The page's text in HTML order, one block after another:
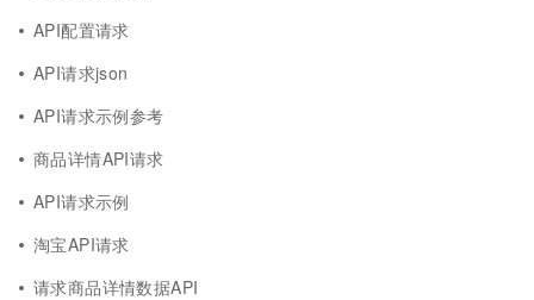
API配置请求
API请求json
API请求示例参考
商品详情API请求
API请求示例
淘宝API请求
请求商品详情数据API